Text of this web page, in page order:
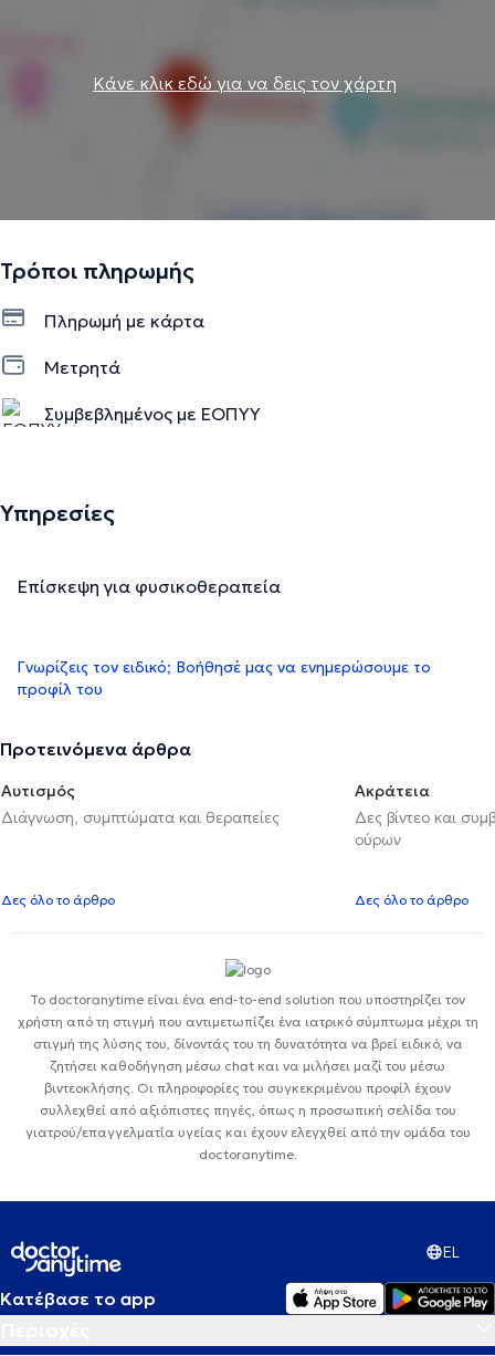
Κάνε κλικ εδώ για να δεις τον χάρτη
Τρόποι πληρωμής
Πληρωμή με κάρτα
Μετρητά
Συμβεβλημένος με ΕΟΠΥΥ
Υπηρεσίες
Επίσκεψη για φυσικοθεραπεία
Γνωρίζεις τον ειδικό; Βοήθησέ μας να ενημερώσουμε το
προφίλ του
Προτεινόμενα άρθρα
Αυτισμός
Διάγνωση, συμπτώματα και θεραπείες
Δες όλο το άρθρο
Ακράτεια
Δες βίντεο και
ούρων
Δες όλο το άρθρο
Το doctoranytime είναι ένα end-to-end solution που υποστηρίζει τον
χρήστη από τη στιγμή που αντιμετωπίζει ένα ιατρικό σύμπτωμα μέχρι τη
στιγμή της λύσης του, δίνοντάς του τη δυνατότητα να βρεί ειδικό, να
ζητήσει καθοδήγηση μέσω chat και να μιλήσει μαζί του μέσω
βιντεοκλήσης. Οι πληροφορίες του συγκεκριμένου προφίλ έχουν
συλλεχθεί από αξιόπιστες πηγές, όπως η προσωπική σελίδα του
γιατρού/επαγγελματία υγείας και έχουν ελεγχθεί από την ομάδα του
doctoranytime.
EL
Κατέβασε το app